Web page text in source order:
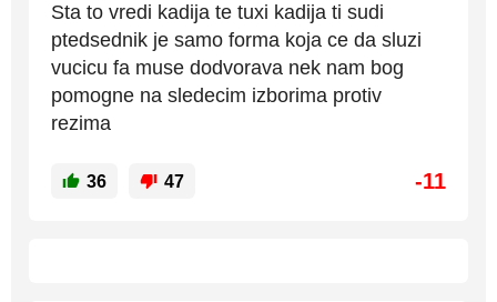
Sta to vredi kadija te tuxi kadija ti sudi
ptedsednik je samo forma koja ce da sluzi
vucicu fa muse dodvorava nek nam bog
pomogne na sledecim izborima protiv
rezima
36 47 -11